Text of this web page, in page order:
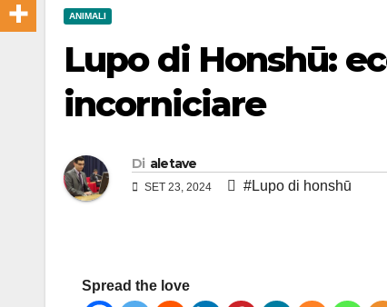
ANIMALI
Lupo di Honshū:
incorniciare
Di aletave
SET 23, 2024 #Lupo di honshū
Spread the love